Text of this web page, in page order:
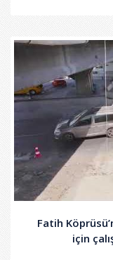
Fatih
için